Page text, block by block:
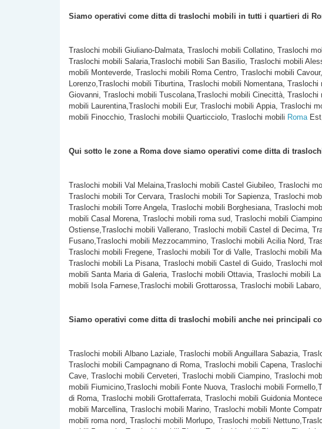
Siamo operativi come ditta di traslochi mobili in tutti i quartieri di
Traslochi mobili Giuliano-Dalmata, Traslochi mobili Collatino, Traslochi
Traslochi mobili Salaria,Traslochi mobili San Basilio, Traslochi mobili
mobili Monteverde, Traslochi mobili Roma Centro, Traslochi mobili
Lorenzo,Traslochi mobili Tiburtina, Traslochi mobili Nomentana,
Giovanni, Traslochi mobili Tuscolana,Traslochi mobili Cinecittà,
mobili Laurentina,Traslochi mobili Eur, Traslochi mobili Appia, Traslochi
mobili Finocchio, Traslochi mobilii Quarticciolo, Traslochi mobili Roma
Qui sotto le zone a Roma dove siamo operativi come ditta di
Traslochi mobili Val Melaina,Traslochi mobili Castel Giubileo, Traslochi
Traslochi mobili Tor Cervara, Traslochi mobili Tor Sapienza, Traslochi
Traslochi mobili Torre Angela, Traslochi mobili Borghesiana, Traslochi
mobili Casal Morena, Traslochi mobili roma sud, Traslochi mobili
Ostiense,Traslochi mobili Vallerano, Traslochi mobili Castel di Decima,
Fusano,Traslochi mobili Mezzocammino, Traslochi mobili Acilia Nord,
Traslochi mobili Fregene, Traslochi mobili Tor di Valle, Traslochi mobili
Traslochi mobili La Pisana, Traslochi mobili Castel di Guido, Traslochi
mobili Santa Maria di Galeria, Traslochi mobili Ottavia, Traslochi mobili
mobili Isola Farnese,Traslochi mobili Grottarossa, Traslochi mobili
Siamo operativi come ditta di traslochi mobili anche nei principali
Traslochi mobili Albano Laziale, Traslochi mobili Anguillara Sabazia,
Traslochi mobili Campagnano di Roma, Traslochi mobili Capena,
Cave, Traslochi mobili Cerveteri, Traslochi mobili Ciampino, Traslochi
mobili Fiumicino,Traslochi mobili Fonte Nuova, Traslochi mobili
di Roma, Traslochi mobili Grottaferrata, Traslochi mobili Guidonia
mobili Marcellina, Traslochi mobili Marino, Traslochi mobili Monte
mobili roma nord, Traslochi mobili Morlupo, Traslochi mobili